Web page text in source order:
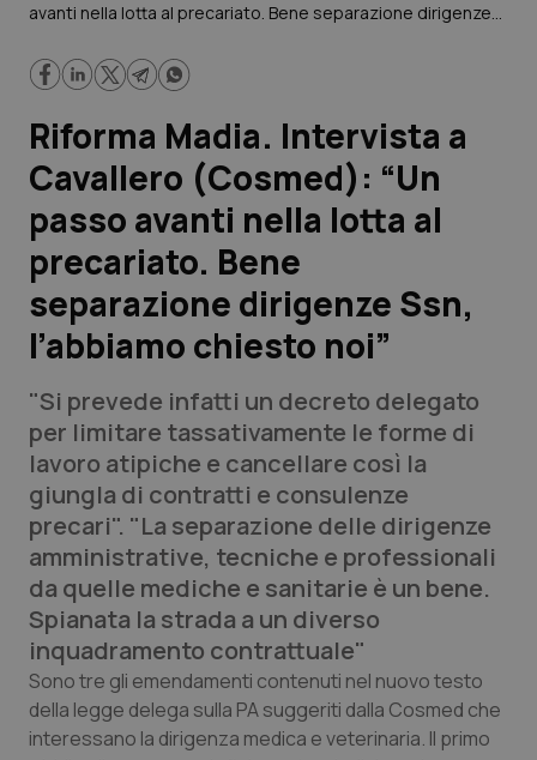
Regioni e Asl
Lavoro e Professioni
Scienza e Farmaci
Studi e Analisi
Lettere al direttore
Edizioni Regionali
QS Pro
Professionisti Sanitari.AI
Abruzzo
Basilicata
Calabria
Campania
QS Pro Gold
Artrite & artrosi
Asma & BPCO
Car-T
QS Club Newsletter
avanti nella lotta al precariato. Bene separazione dirigenze
Riforma Madia. Intervista a
Cavallero (Cosmed): “Un
passo avanti nella lotta al
precariato. Bene
separazione dirigenze Ssn,
l’abbiamo chiesto noi”
"Si prevede infatti un decreto delegato
per limitare tassativamente le forme di
lavoro atipiche e cancellare così la
giungla di contratti e consulenze
precari". "La separazione delle dirigenze
amministrative, tecniche e professionali
da quelle mediche e sanitarie è un bene.
Spianata la strada a un diverso
inquadramento contrattuale"
Sono tre gli emendamenti contenuti nel nuovo testo
della legge delega sulla PA suggeriti dalla Cosmed che
interessano la dirigenza medica e veterinaria. Il primo